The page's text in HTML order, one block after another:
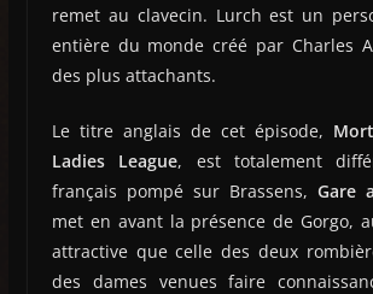
remet au clavecin. Lurch est un
entière du monde créé par Charles
des plus attachants.
Le titre anglais de cet épisode,
Ladies League, est totalement
français pompé sur Brassens,Gare
met en avant la présence de Gorgo,
attractive que celle des deux
des dames venues faire